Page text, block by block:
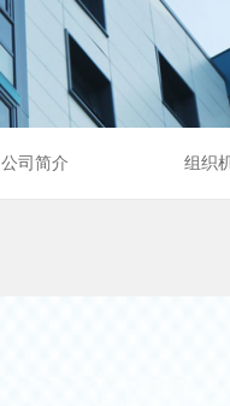
公司简介 组织